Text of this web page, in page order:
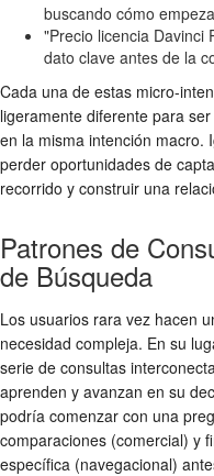
buscando cómo
"Precio licencia Davinci
dato clave antes de la
Cada una de estas micro-
ligeramente diferente para
en la misma intención macro.
perder oportunidades de
recorrido y construir una
Patrones de
de Búsqueda
Los usuarios rara vez hacen
necesidad compleja. En su
serie de consultas
aprenden y avanzan en su
podría comenzar con una
comparaciones (comercial) y
específica (navegacional)